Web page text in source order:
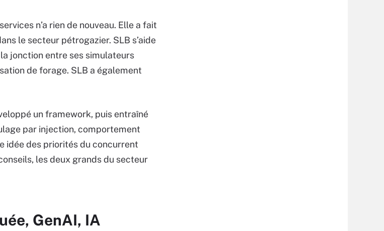
n’a rien de nouveau. Elle a fait
le secteur pétrogazier. SLB s’aide
jonction entre ses simulateurs
de forage. SLB a également
un framework, puis entraîné
par injection, comportement
idée des priorités du concurrent
les deux grands du secteur
GenAI, IA